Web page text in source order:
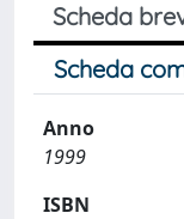
Scheda
Scheda
Anno
1999
ISBN